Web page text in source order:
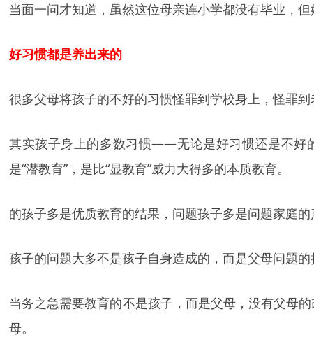
当面一问才知道，虽然这位母亲连小学都没有毕业，
好习惯都是养出来的
很多父母将孩子的不好的习惯怪罪到学校身上，怪罪
其实孩子身上的多数习惯——无论是好习惯还是不好
是“潜教育”，是比“显教育”威力大得多的本质教育。
的孩子多是优质教育的结果，问题孩子多是问题家庭的
孩子的问题大多不是孩子自身造成的，而是父母问题
当务之急需要教育的不是孩子，而是父母，没有父母
母。